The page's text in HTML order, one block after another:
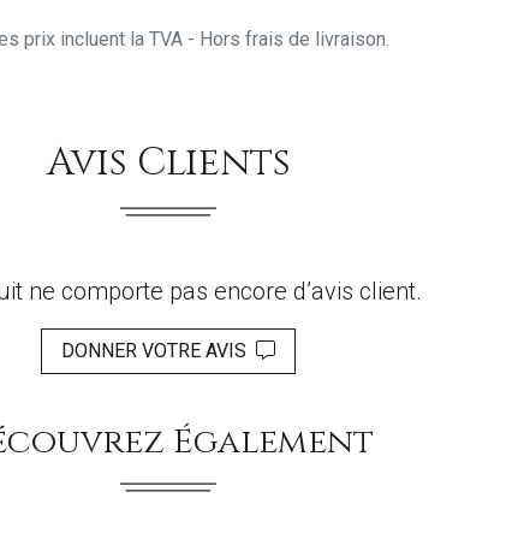
prix incluent la TVA - Hors frais de livraison.
Avis Clients
ne comporte pas encore d’avis client.
DONNER VOTRE AVIS
Également